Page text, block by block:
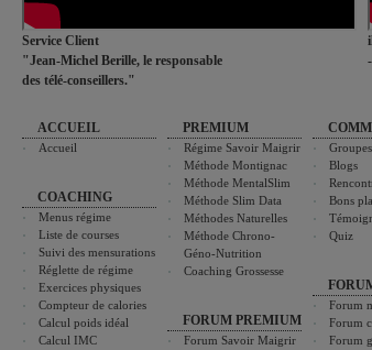
Service Client
"Jean-Michel Berille, le responsable
des télé-conseillers."
ACCUEIL
Accueil
COACHING
Menus régime
Liste de courses
Suivi des mensurations
Réglette de régime
Exercices physiques
Compteur de calories
Calcul poids idéal
Calcul IMC
PREMIUM
Régime Savoir Maigrir
Méthode Montignac
Méthode MentalSlim
Méthode Slim Data
Méthodes Naturelles
Méthode Chrono-
Géno-Nutrition
Coaching Grossesse
FORUM PREMIUM
Forum Savoir Maigrir
Groupes
Blogs
Bons
Quiz
Forum
Forum
Forum